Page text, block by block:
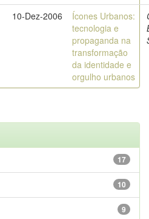
10-Dez-2006
Ícones Urbanos:
tecnologia e
propaganda na
transformação
da identidade e
orgulho urbanos
17
10
9